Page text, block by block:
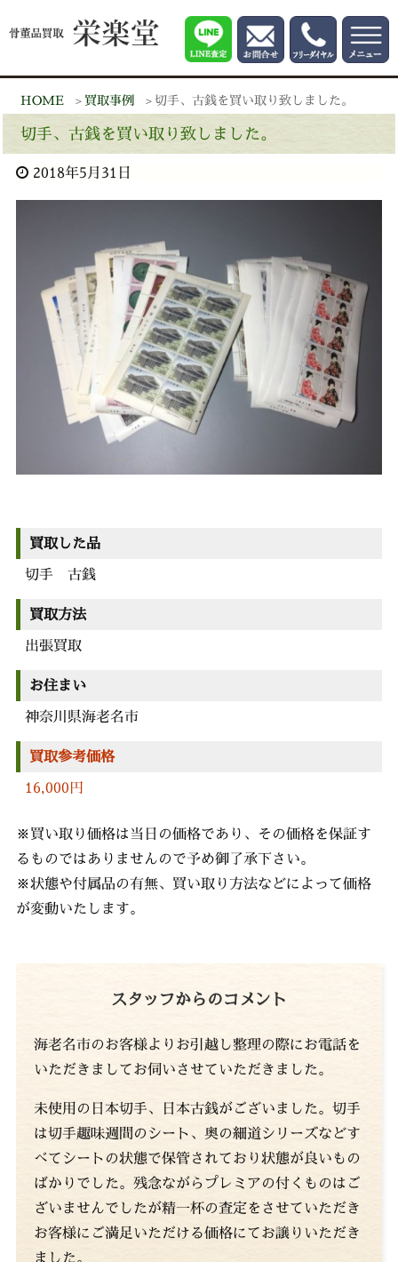
HOME 買取事例 切手、古銭を買い取り致しました。
切手、古銭を買い取り致しました。
2018年5月31日
買取した品
切手 古銭
買取方法
出張買取
お住まい
神奈川県海老名市
買取参考価格
16,000円
※買い取り価格は当日の価格であり、その価格を保証す
るものではありませんので予め御了承下さい。
※状態や付属品の有無、買い取り方法などによって価格
が変動いたします。
スタッフからのコメント
海老名市のお客様よりお引越し整理の際にお電話を
いただきましてお伺いさせていただきました。
未使用の日本切手、日本古銭がございました。切手
は切手趣味週間のシート、奥の細道シリーズなどす
べてシートの状態で保管されており状態が良いもの
ばかりでした。残念ながらプレミアの付くものはご
ざいませんでしたが精一杯の査定をさせていただき
お客様にご満足いただける価格にてお譲りいただき
ました。